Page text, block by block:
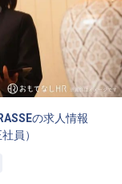
申し込む
の求人情報
員 ）